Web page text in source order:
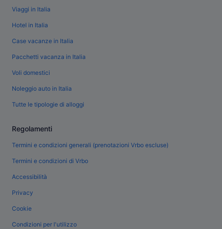
Viaggi in Italia
Hotel in Italia
Case vacanze in Italia
Pacchetti vacanza in Italia
Voli domestici
Noleggio auto in Italia
Tutte le tipologie di alloggi
Regolamenti
Termini e condizioni generali (prenotazioni Vrbo escluse)
Termini e condizioni di Vrbo
Accessibilità
Privacy
Cookie
Condizioni per l'utilizzo